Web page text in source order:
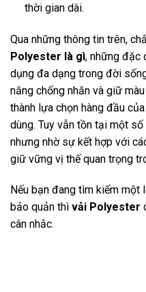
thời gian dài.
Qua những thông tin trên,
Polyester là gì, những đặc
dụng đa dạng trong đời
năng chống nhăn và giữ
thành lựa chọn hàng đầu
dùng. Tuy vẫn tồn tại một
nhưng nhờ sự kết hợp với
giữ vững vị thế quan trọng
Nếu bạn đang tìm kiếm
bảo quản thì vải Polyester
cân nhắc.